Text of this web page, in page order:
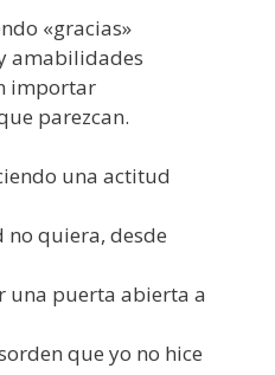
«gracias»
amabilidades
importar
parezcan.
una actitud
quiera, desde
una puerta abierta a
que yo no hice